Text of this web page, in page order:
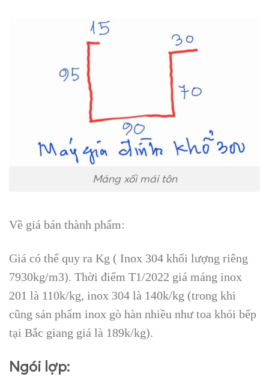
Máng xối mái tôn
Về giá bán thành phẩm:
Giá có thể quy ra Kg ( Inox 304 khối lượng riêng
7930kg/m3). Thời điểm T1/2022 giá máng inox
201 là 110k/kg, inox 304 là 140k/kg (trong khi
cũng sản phẩm inox gò hàn nhiều như toa khói bếp
tại Bắc giang giá là 189k/kg).
Ngói lợp: